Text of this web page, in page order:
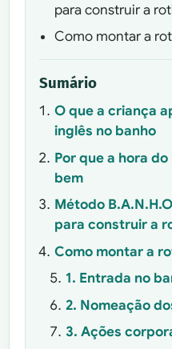
para construir a
Como montar a
Sumário
O que a criança
inglês no banho
Por que a hora
bem
Método
para construir a
Como montar a
1. Entrada no
2. Nomeação
3. Ações